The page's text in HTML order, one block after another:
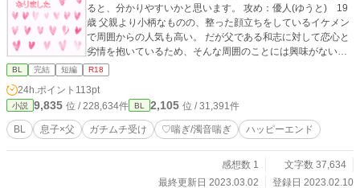
ると、分かりやすいかと思います。 攻め：優人(ゆうと) 19
歳 父親より小柄なものの、整った顔立ちをしているイケメン
で周囲からの人気も高い。 だが父である和志に対して恋心と
劣情を抱いているため、そんな周囲のことには興味がない。
受け：和志(かずし) 43歳 学生時代から筋トレが趣味で、ガ
タイがよく体毛も濃い。 元妻とは15年ほど前に離婚し、それ
BL 完結 短編 R18
24h.ポイント 113pt
小説 9,835 位 / 228,634件 BL 2,105 位 / 31,391件
BL 息子×父 ガチムチ受け ♡喘ぎ/濁音喘ぎ ハッピーエンド
感想数 1
文字数 37,634
最終更新日 2023.03.02
登録日 2023.02.10